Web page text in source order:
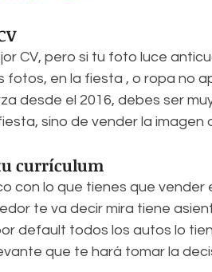
CV, pero si tu foto luce
fotos, en la fiesta , o ropa no
desde el 2016, debes ser
sino de vender la
currículum
con lo que tienes que vender
te va decir mira tiene
default todos los autos lo
que te hará tomar la